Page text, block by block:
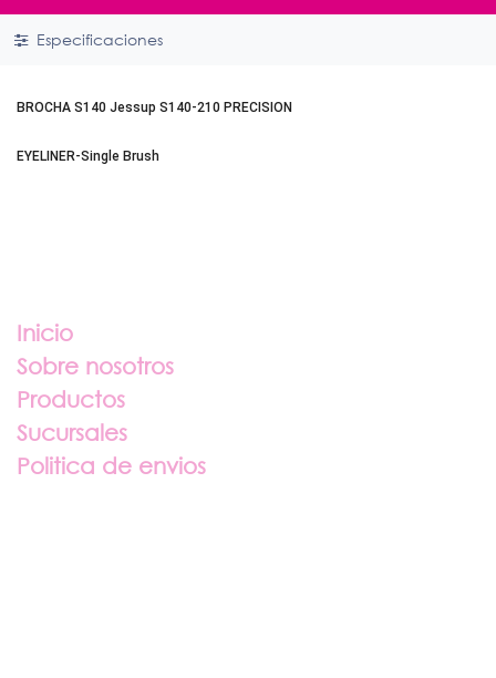
Especificaciones
BROCHA S140 Jessup S140-210 PRECISION
EYELINER-Single Brush
Inicio
Sobre nosotros
Productos
Sucursales
Politica de envios